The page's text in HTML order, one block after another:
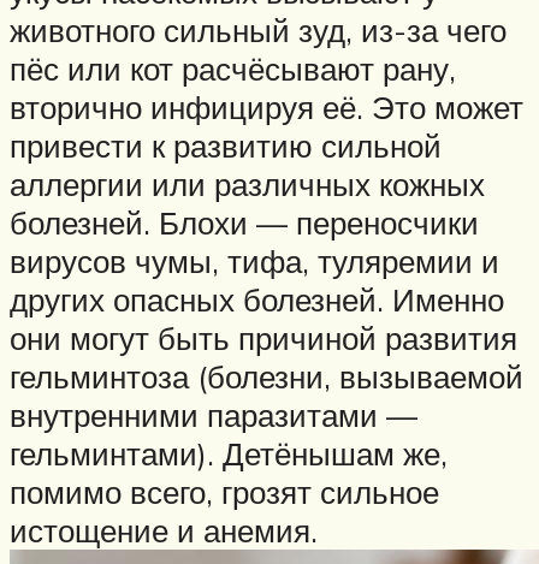
животного сильный зуд, из-за чего
пёс или кот расчёсывают рану,
вторично инфицируя её. Это может
привести к развитию сильной
аллергии или различных кожных
болезней. Блохи — переносчики
вирусов чумы, тифа, туляремии и
других опасных болезней. Именно
они могут быть причиной развития
гельминтоза (болезни, вызываемой
внутренними паразитами —
гельминтами). Детёнышам же,
помимо всего, грозят сильное
истощение и анемия.